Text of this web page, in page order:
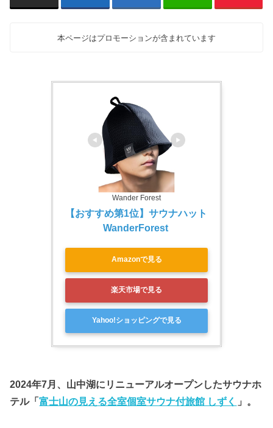
本ページはプロモーションが含まれています
Wander Forest
【おすすめ第1位】サウナハット
WanderForest
Amazonで見る
楽天市場で見る
Yahoo!ショッピングで見る
2024年7月、山中湖にリニューアルオープンしたサウナホ
テル「富士山の見える全室個室サウナ付旅館 しずく 」。